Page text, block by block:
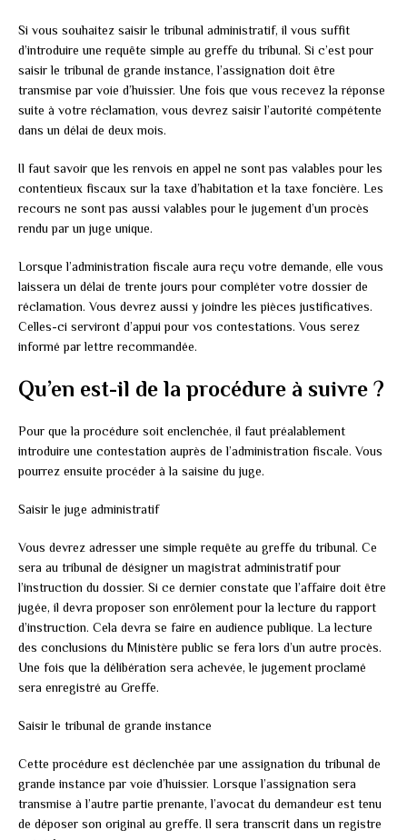
Si vous souhaitez saisir le tribunal administratif, il vous suffit
d’introduire une requête simple au greffe du tribunal. Si c’est pour
saisir le tribunal de grande instance, l’assignation doit être
transmise par voie d’huissier. Une fois que vous recevez la réponse
suite à votre réclamation, vous devrez saisir l’autorité compétente
dans un délai de deux mois.
Il faut savoir que les renvois en appel ne sont pas valables pour les
contentieux fiscaux sur la taxe d’habitation et la taxe foncière. Les
recours ne sont pas aussi valables pour le jugement d’un procès
rendu par un juge unique.
Lorsque l’administration fiscale aura reçu votre demande, elle vous
laissera un délai de trente jours pour compléter votre dossier de
réclamation. Vous devrez aussi y joindre les pièces justificatives.
Celles-ci serviront d’appui pour vos contestations. Vous serez
informé par lettre recommandée.
Qu’en est-il de la procédure à suivre ?
Pour que la procédure soit enclenchée, il faut préalablement
introduire une contestation auprès de l’administration fiscale. Vous
pourrez ensuite procéder à la saisine du juge.
Saisir le juge administratif
Vous devrez adresser une simple requête au greffe du tribunal. Ce
sera au tribunal de désigner un magistrat administratif pour
l’instruction du dossier. Si ce dernier constate que l’affaire doit être
jugée, il devra proposer son enrôlement pour la lecture du rapport
d’instruction. Cela devra se faire en audience publique. La lecture
des conclusions du Ministère public se fera lors d’un autre procès.
Une fois que la délibération sera achevée, le jugement proclamé
sera enregistré au Greffe.
Saisir le tribunal de grande instance
Cette procédure est déclenchée par une assignation du tribunal de
grande instance par voie d’huissier. Lorsque l’assignation sera
transmise à l’autre partie prenante, l’avocat du demandeur est tenu
de déposer son original au greffe. Il sera transcrit dans un registre